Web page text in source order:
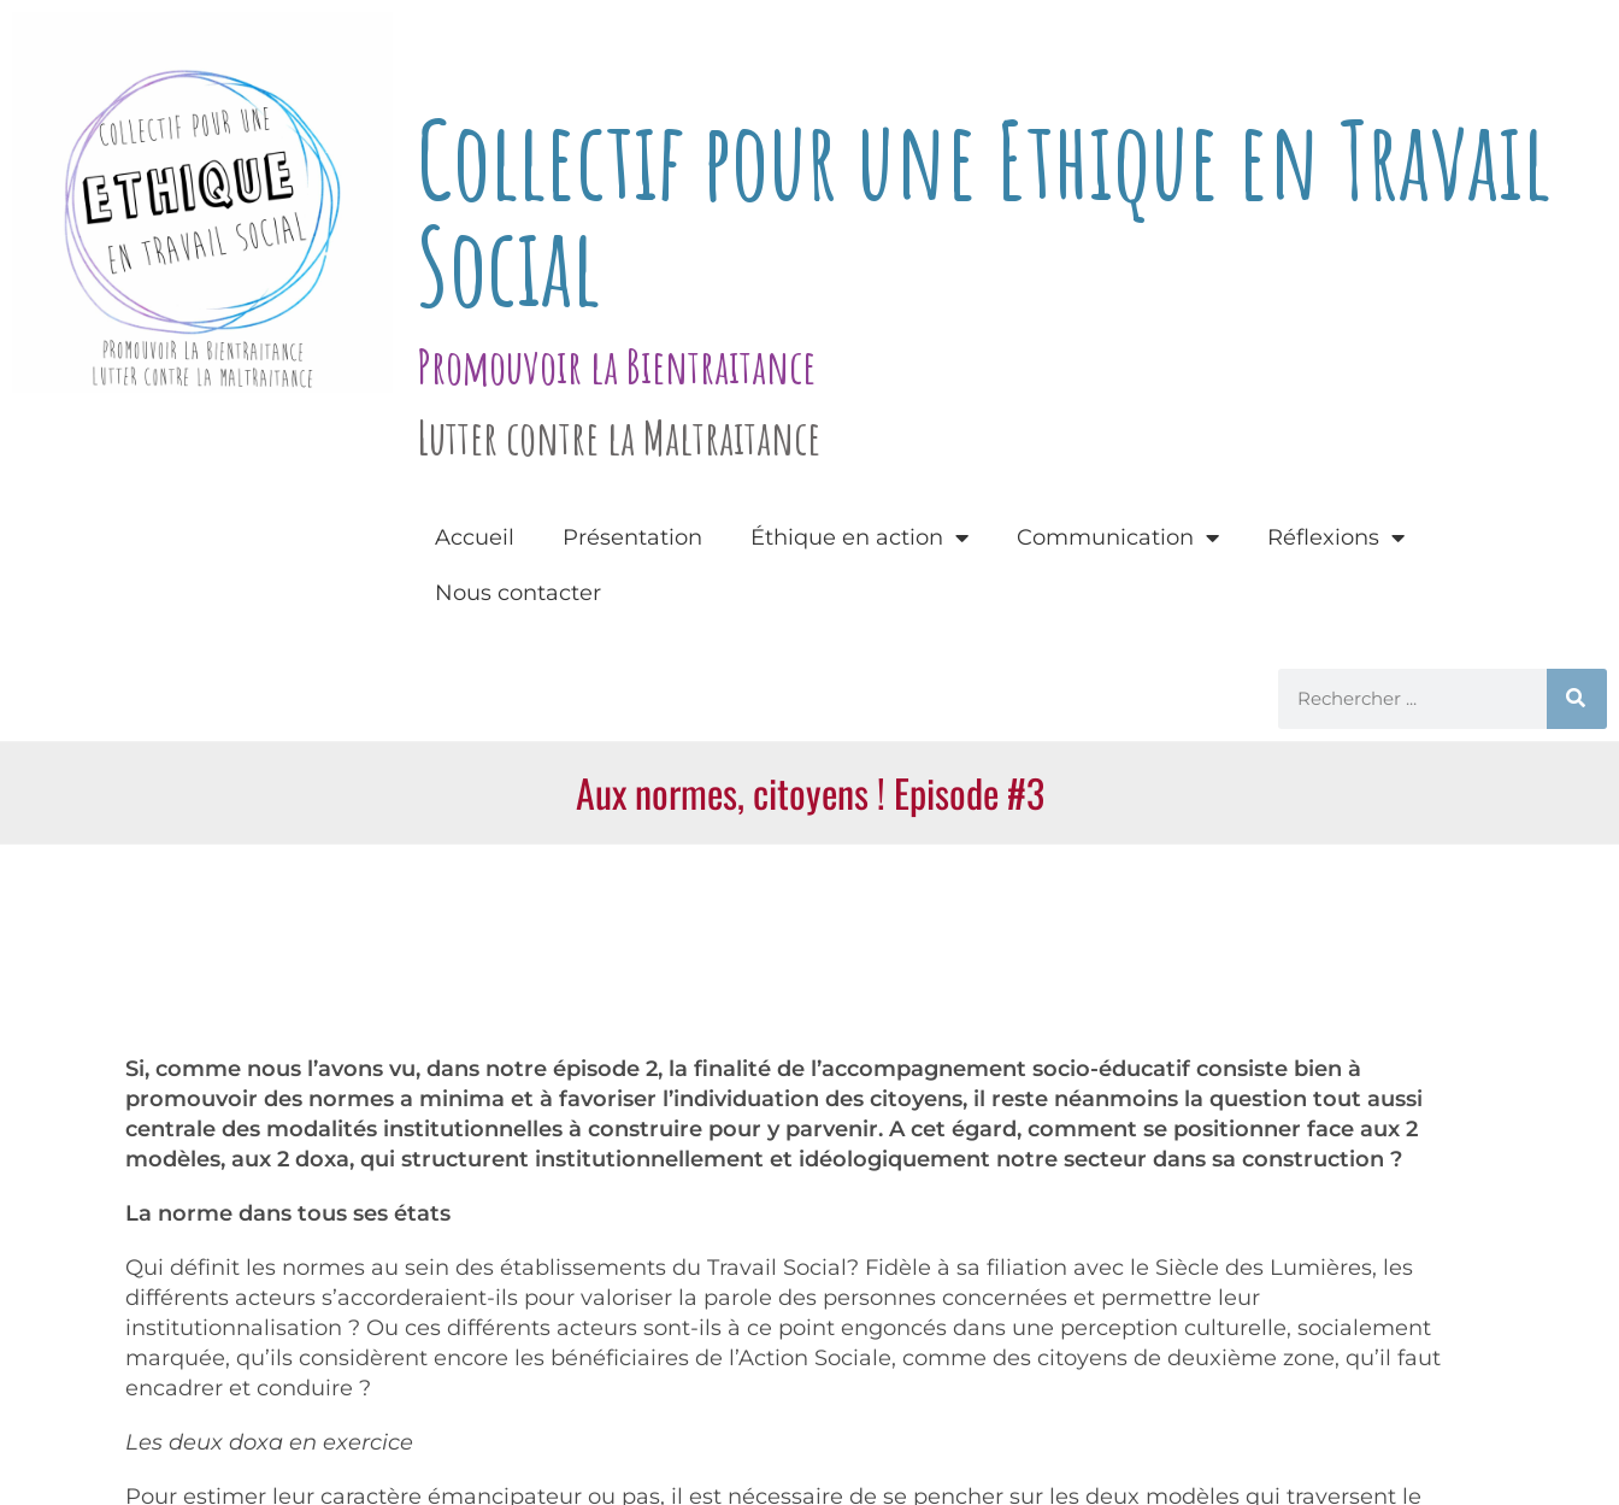
Collectif pour une Ethique en Travail
Social
Promouvoir la Bientraitance
Lutter contre la Maltraitance
Accueil Présentation Éthique en action Communication Réflexions
Nous contacter
Aux normes, citoyens ! Episode #3
Si, comme nous l’avons vu, dans notre épisode 2, la finalité de l’accompagnement socio-éducatif consiste bien à
promouvoir des normes a minima et à favoriser l’individuation des citoyens, il reste néanmoins la question tout aussi
centrale des modalités institutionnelles à construire pour y parvenir. A cet égard, comment se positionner face aux 2
modèles, aux 2 doxa, qui structurent institutionnellement et idéologiquement notre secteur dans sa construction ?
La norme dans tous ses états
Qui définit les normes au sein des établissements du Travail Social? Fidèle à sa filiation avec le Siècle des Lumières, les
différents acteurs s’accorderaient-ils pour valoriser la parole des personnes concernées et permettre leur
institutionnalisation ? Ou ces différents acteurs sont-ils à ce point engoncés dans une perception culturelle, socialement
marquée, qu’ils considèrent encore les bénéficiaires de l’Action Sociale, comme des citoyens de deuxième zone, qu’il faut
encadrer et conduire ?
Les deux doxa en exercice
Pour estimer leur caractère émancipateur ou pas, il est nécessaire de se pencher sur les deux modèles qui traversent le